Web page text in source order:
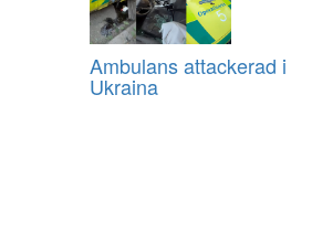
Ambulans attackerad i
Ukraina